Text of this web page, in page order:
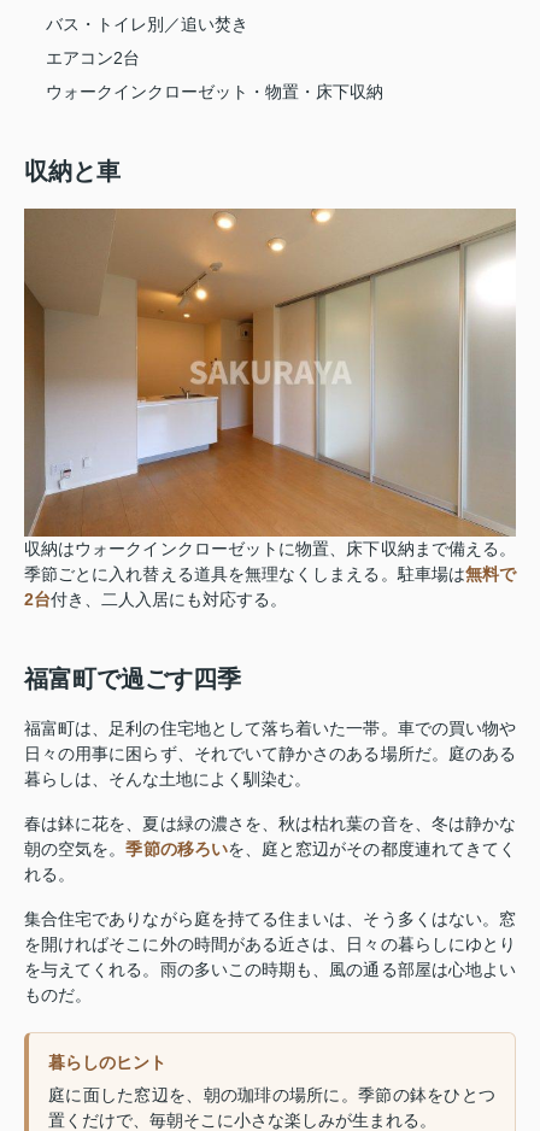
バス・トイレ別／追い焚き
エアコン2台
ウォークインクローゼット・物置・床下収納
収納と車
収納はウォークインクローゼットに物置、床下収納まで備える。
季節ごとに入れ替える道具を無理なくしまえる。駐車場は無料で
2台付き、二人入居にも対応する。
福富町で過ごす四季
福富町は、足利の住宅地として落ち着いた一帯。車での買い物や
日々の用事に困らず、それでいて静かさのある場所だ。庭のある
暮らしは、そんな土地によく馴染む。
春は鉢に花を、夏は緑の濃さを、秋は枯れ葉の音を、冬は静かな
朝の空気を。季節の移ろいを、庭と窓辺がその都度連れてきてく
れる。
集合住宅でありながら庭を持てる住まいは、そう多くはない。窓
を開ければそこに外の時間がある近さは、日々の暮らしにゆとり
を与えてくれる。雨の多いこの時期も、風の通る部屋は心地よい
ものだ。
暮らしのヒント
庭に面した窓辺を、朝の珈琲の場所に。季節の鉢をひとつ
置くだけで、毎朝そこに小さな楽しみが生まれる。